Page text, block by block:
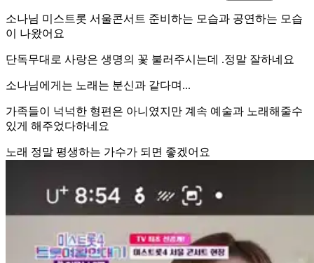
소나님 미스트롯 서울콘서트 준비하는 모습과 공연하는 모습
이 나왔어요
단독무대로 사랑은 생명의 꽃 불러주시는데 .정말 잘하네요
소나님에게는 노래는 분신과 같다며...
가족들이 넉넉한 형편은 아니였지만 계속 예술과 노래해줄수
있게 해주었다하네요
노래 정말 평생하는 가수가 되면 좋겠어요